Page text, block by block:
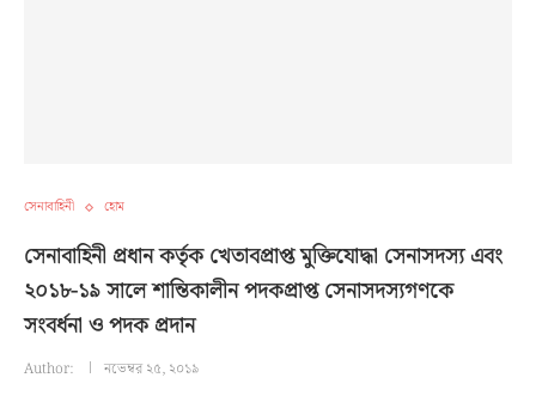
সেনাবাহিনী হোম
সেনাবাহিনী প্রধান কর্তৃক খেতাবপ্রাপ্ত মুক্তিযোদ্ধা সেনাসদস্য এবং
২০১৮-১৯ সালে শান্তিকালীন পদকপ্রাপ্ত সেনাসদস্যগণকে
সংবর্ধনা ও পদক প্রদান
Author: নভেম্বর ২৫, ২০১৯